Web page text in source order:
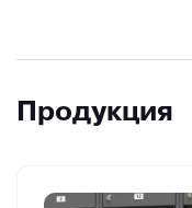
Продукция